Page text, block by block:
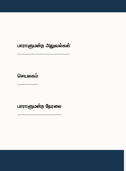
பாராளுமன்ற அலுவல்கள்
செயலகம்
பாராளுமன்ற நேரலை